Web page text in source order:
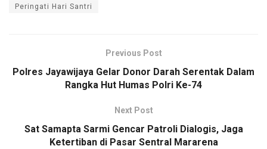
Peringati Hari Santri
Previous Post
Polres Jayawijaya Gelar Donor Darah Serentak Dalam
Rangka Hut Humas Polri Ke-74
Next Post
Sat Samapta Sarmi Gencar Patroli Dialogis, Jaga
Ketertiban di Pasar Sentral Mararena